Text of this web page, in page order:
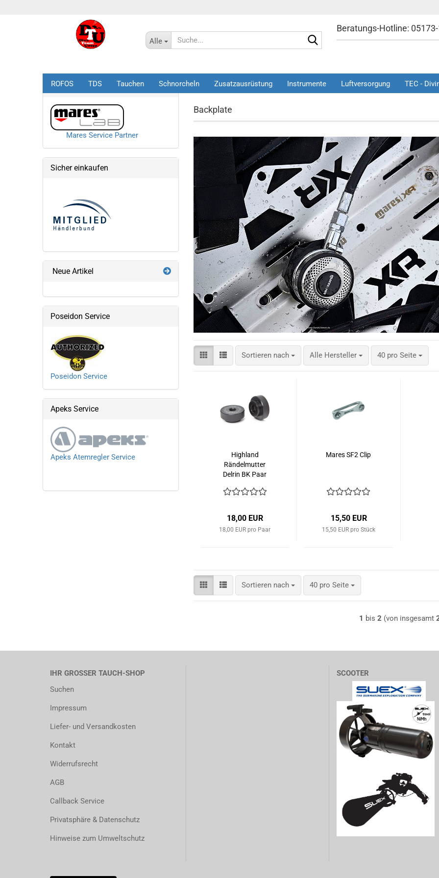
Alle
Beratungs-Hotline:
ROFOS TDS Tauchen Schnorcheln Zusatzausrüstung Instrumente Luftversorgung TEC -
Startseite » TEC - Diving Backplate
Backplate
Sortieren nach
Sortieren nach Alle Hersteller 40 pro Seite
pro Seite
Highland
Rändelmutter
Delrin BK Paar
18,00 EUR
18,00 EUR pro Paar
Mares SF2 Clip
15,50 EUR
15,50 EUR pro Stück
Sortieren nach
Sortieren nach 40 pro Seite
pro Seite
1 bis 2 (von insgesamt
Mares Service Partner
Mares Service Partner
Sicher einkaufen
Neue Artikel
Poseidon Service
Poseidon Service
Apeks Service
Apeks Atemregler Service
IHR GROSSER TAUCH-SHOP
Suchen
Impressum
Liefer- und Versandkosten
Kontakt
Widerrufsrecht
AGB
Callback Service
Privatsphäre & Datenschutz
Hinweise zum Umweltschutz
SCOOTER